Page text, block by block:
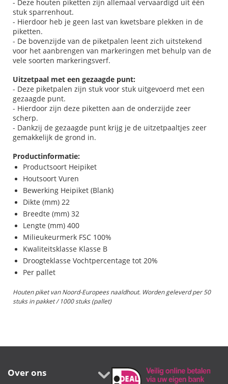
- Deze houten piketten zijn allemaal vervaardigd uit één
stuk sparrenhout.
- Hierdoor heb je geen last van kwetsbare plekken in de
piketten.
- De bovenzijde van de piketpalen leent zich uitstekend
voor het aanbrengen van markeringen met behulp van de
vele soorten markeringsverf.
Uitzetpaal met een gezaagde punt:
- Deze piketpalen zijn stuk voor stuk uitgevoerd met een
gezaagde punt.
- Hierdoor zijn deze piketten aan de onderzijde zeer
scherp.
- Dankzij de gezaagde punt krijg je de uitzetpaaltjes zeer
gemakkelijk de grond in.
Productinformatie:
Productsoort Heipiket
Houtsoort Vuren
Bewerking Heipiket (Blank)
Dikte (mm) 22
Breedte (mm) 32
Lengte (mm) 400
Milieukeurmerk FSC 100%
Kwaliteitsklasse Klasse B
Droogteklasse Vochtpercentage tot 20%
Per pallet
Houten piket van Noord-Europees naaldhout. Worden geleverd per 50
stuks in pakket / 1000 stuks (pallet)
Over ons